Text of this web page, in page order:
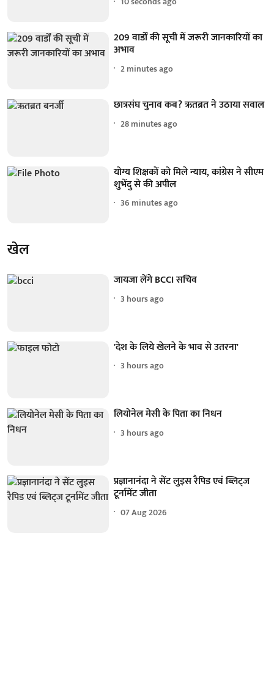
209 वार्डों की सूची में जरूरी जानकारियों का
अभाव
2 minutes ago
छात्रसंघ चुनाव कब? ऋतब्रत ने उठाया सवाल
28 minutes ago
योग्य शिक्षकों को मिले न्याय, कांग्रेस ने सीएम
शुभेंदु से की अपील
36 minutes ago
खेल
जायजा लेंगे BCCI सचिव
3 hours ago
'देश के लिये खेलने के भाव से उतरना'
3 hours ago
लियोनेल मेसी के पिता का निधन
3 hours ago
प्रज्ञानानंदा ने सेंट लुइस रैपिड एवं ब्लिट्ज
टूर्नामेंट जीता
07 Aug 2026